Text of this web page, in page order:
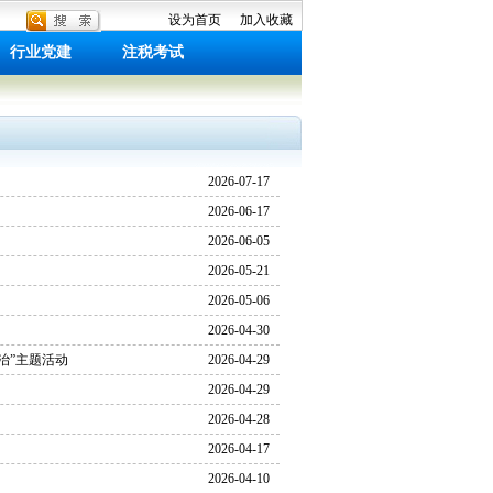
设为首页 加入收藏
行业党建 注税考试
2026-07-17
2026-06-17
2026-06-05
2026-05-21
2026-05-06
2026-04-30
2026-04-29
”主题活动
2026-04-29
2026-04-28
2026-04-17
2026-04-10